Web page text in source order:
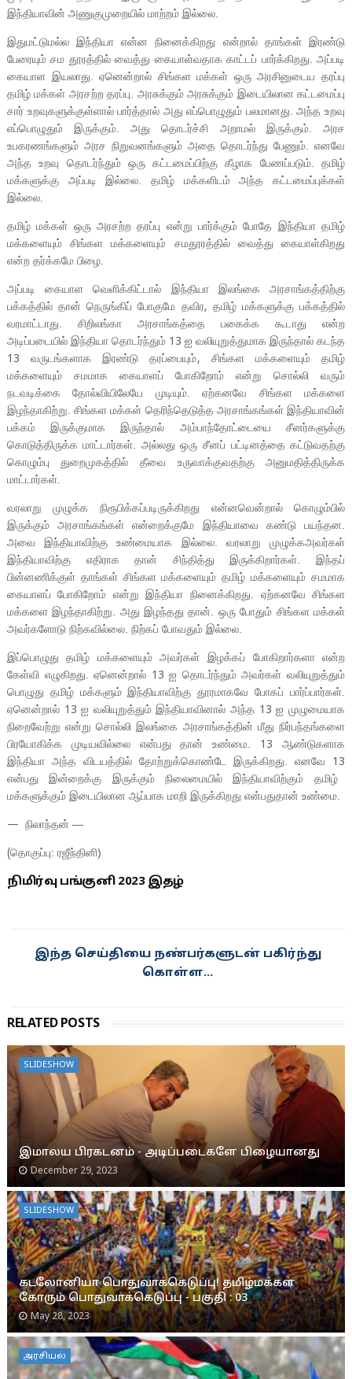
இந்தியாவின் அணுகுமுறையில் மாற்றம் இல்லை.
இதுமட்டுமல்ல இந்தியா என்ன நினைக்கிறது என்றால் தாங்கள் இரண்டு
பேரையும் சம தூரத்தில் வைத்து கையாள்வதாக காட்டப் பார்க்கிறது. அப்படி
கையாள இயலாது. ஏனென்றால் சிங்கள மக்கள் ஒரு அரசினுடைய தரப்பு
தமிழ் மக்கள் அரசற்ற தரப்பு. அரசுக்கும் அரசுக்கும் இடையிலான கட்டமைப்பு
சார் உறவுகளுக்குள்ளால் பார்த்தால் அது எப்பொழுதும் பலமானது. அந்த உறவு
எப்பொழுதும் இருக்கும். அது தொடர்ச்சி அறாமல் இருக்கும். அரச
உபகரணங்களும் அரச நிறுவனங்களும் அதை தொடர்ந்து பேணும். எனவே
அந்த உறவு தொடர்ந்தும் ஒரு கட்டமைப்பிற்கு கீழாக பேணப்படும். தமிழ்
மக்களுக்கு அப்படி இல்லை. தமிழ் மக்களிடம் அந்த கட்டமைப்புக்கள்
இல்லை.
தமிழ் மக்கள் ஒரு அரசற்ற தரப்பு என்று பார்க்கும் போதே இந்தியா தமிழ்
மக்களையும் சிங்கள மக்களையும் சமதூரத்தில் வைத்து கையாள்கிறது
என்ற தர்க்கமே பிழை.
அப்படி கையாள வெளிக்கிட்டால் இந்தியா இலங்கை அரசாங்கத்திற்கு
பக்கத்தில் தான் நெருங்கிப் போகுமே தவிர, தமிழ் மக்களுக்கு பக்கத்தில்
வரமாட்டாது. சிறிலங்கா அரசாங்கத்தை பகைக்க கூடாது என்ற
அடிப்படையில் இந்தியா தொடர்ந்தும் 13 ஐ வலியுறுத்துமாக இருந்தால் கடந்த
13 வருடங்களாக இரண்டு தரப்பையும், சிங்கள மக்களையும் தமிழ்
மக்களையும் சமமாக கையாளப் போகிறோம் என்று சொல்லி வரும்
நடவடிக்கை தோல்வியிலேயே முடியும். ஏற்கனவே சிங்கள மக்களை
இழந்தாகிற்று. சிங்கள மக்கள் தெரிந்தெடுத்த அரசாங்கங்கள் இந்தியாவின்
பக்கம் இருக்குமாக இருந்தால் அம்பாந்தோட்டையை சீனர்களுக்கு
கொடுத்திருக்க மாட்டார்கள். அல்லது ஒரு சீனப் பட்டினத்தை கட்டுவதற்கு
கொழும்பு துறைமுகத்தில் தீவை உருவாக்குவதற்கு அனுமதித்திருக்க
மாட்டார்கள்.
வரலாறு முழுக்க நிரூபிக்கப்படிருக்கிறது என்னவென்றால் கொழும்பில்
இருக்கும் அரசாங்கங்கள் என்றைக்குமே இந்தியாவை கண்டு பயந்தன.
அவை இந்தியாவிற்கு உண்மையாக இல்லை. வரலாறு முழுக்கஅவர்கள்
இந்தியாவிற்கு எதிராக தான் சிந்தித்து இருக்கிறார்கள். இந்தப்
பின்னணிக்குள் தாங்கள் சிங்கள மக்களையும் தமிழ் மக்களையும் சமமாக
கையாளப் போகிறோம் என்று இந்தியா நினைக்கிறது. ஏற்கனவே சிங்கள
மக்களை இழந்தாகிற்று. அது இழந்தது தான். ஒரு போதும் சிங்கள மக்கள்
அவர்களோடு நிற்கவில்லை. நிற்கப் போவதும் இல்லை.
இப்பொழுது தமிழ் மக்களையும் அவர்கள் இழக்கப் போகிறார்களா என்ற
கேள்வி எழுகிறது. ஏனென்றால் 13 ஐ தொடர்ந்தும் அவர்கள் வலியுறுத்தும்
பொழுது தமிழ் மக்களும் இந்தியாவிற்கு தூரமாகவே போகப் பார்ப்பார்கள்.
ஏனென்றால் 13 ஐ வலியுறுத்தும் இந்தியாவினால் அந்த 13 ஐ முழுமையாக
நிறைவேற்று என்று சொல்லி இலங்கை அரசாங்கத்தின் மீது நிர்பந்தங்களை
பிரயோகிக்க முடியவில்லை என்பது தான் உண்மை. 13 ஆண்டுகளாக
இந்தியா அந்த விடயத்தில் தோற்றுக்கொண்டே இருக்கிறது. எனவே 13
என்பது இன்றைக்கு இருக்கும் நிலைமையில் இந்தியாவிற்கும் தமிழ்
மக்களுக்கும் இடையிலான ஆப்பாக மாறி இருக்கிறது என்பதுதான் உண்மை.
— நிலாந்தன் —
(தொகுப்பு: ரஜீந்தினி)
நிமிர்வு பங்குனி 2023 இதழ்
இந்த செய்தியை நண்பர்களுடன் பகிர்ந்து
கொள்ள...
RELATED POSTS
SLIDESHOW
இமாலய பிரகடனம் - அடிப்படைகளே பிழையானது
December 29, 2023
SLIDESHOW
கடலோனியா பொதுவாக்கெடுப்பு! தமிழ்மக்கள்
கோரும் பொதுவாக்கெடுப்பு - பகுதி : 03
May 28, 2023
அரசியல்